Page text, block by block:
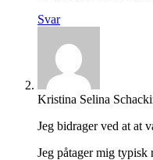
Svar
Kristina Selina
Jeg bidrager ved at at
Jeg påtager mig typisk